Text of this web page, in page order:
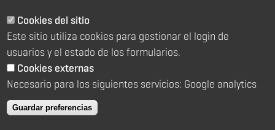
Política de cookies
Política de reembolso
Sitemap
C/ Almagro 2 1º Izqda 28010 Madrid
91 391 10 66
coit@coit.es
Cookies del sitio
Este sitio utiliza cookies para gestionar el login de
usuarios y el estado de los formularios.
Cookies externas
Necesario para los siguientes servicios: Google analytics
Guardar preferencias